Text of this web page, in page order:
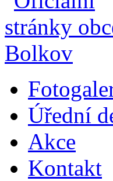
Úřední
Akce
Kontakt